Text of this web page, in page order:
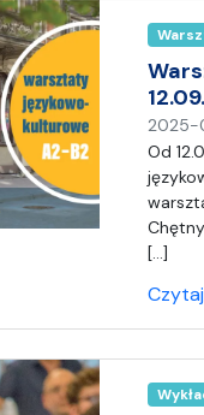
2025-
Od
[…]